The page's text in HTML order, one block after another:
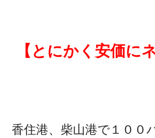
【とにかく安価に
香住港、柴山港で１００